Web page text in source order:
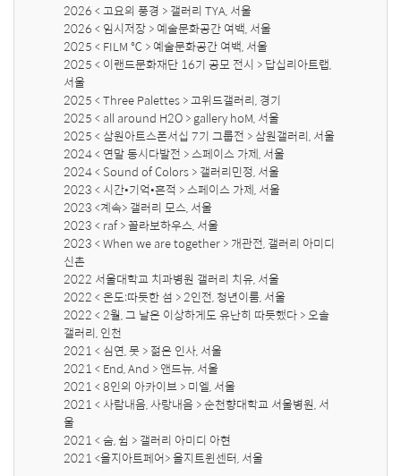
2026 < 고요의 풍경 > 갤러리 TYA, 서울
2026 < 임시저장 > 예술문화공간 여백, 서울
2025 < FILM ℃ > 예술문화공간 여백, 서울
2025 < 이랜드문화재단 16기 공모 전시 > 답십리아트랩,
서울
2025 < Three Palettes > 고위드갤러리, 경기
2025 < all around H2O > gallery hoM, 서울
2025 < 삼원아트스폰서십 7기 그룹전 > 삼원갤러리, 서울
2024 < 연말 동시다발전 > 스페이스 가제, 서울
2024 < Sound of Colors > 갤러리민정, 서울
2023 < 시간•기억•흔적 > 스페이스 가제, 서울
2023 <계속> 갤러리 모스, 서울
2023 < raf > 꼴라보하우스, 서울
2023 < When we are together > 개관전, 갤러리 아미디
신촌
2022 서울대학교 치과병원 갤러리 치유, 서울
2022 < 온도:따듯한 섬 > 2인전, 청년이룸, 서울
2022 < 2월, 그 날은 이상하게도 유난히 따듯했다 > 오솔
갤러리, 인천
2021 < 심연, 못 > 젊은 인사, 서울
2021 < End, And > 앤드뉴, 서울
2021 < 8인의 아카이브 > 미엘, 서울
2021 < 사람내음, 사랑내음 > 순천향대학교 서울병원, 서
울
2021 < 숨, 쉼 > 갤러리 아미디 아현
2021 <을지아트페어> 을지트윈센터, 서울